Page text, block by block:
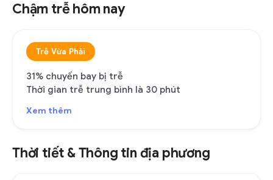
Chậm trễ hôm nay
Trễ Vừa Phải
31% chuyến bay bị trễ
Thời gian trễ trung bình là 30 phút
Xem thêm
Thời tiết & Thông tin địa phương